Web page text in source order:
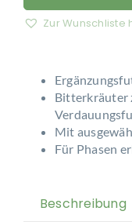
Zur Wunschliste
Bitterkräuter
Mit
Für Phasen
Beschreibung